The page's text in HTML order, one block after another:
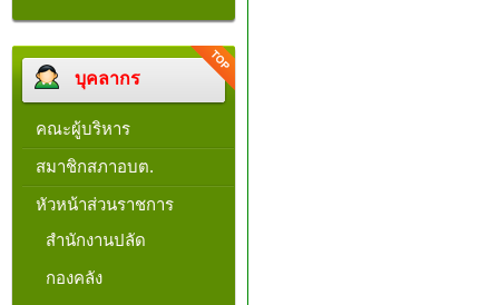
บุคลากร
คณะผู้บริหาร
สมาชิกสภาอบต.
หัวหน้าส่วนราชการ
สำนักงานปลัด
กองคลัง